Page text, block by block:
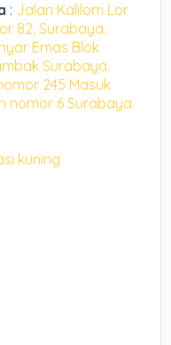
: Jalan Kalilom Lor
82, Surabaya.
Emas Blok
Surabaya.
245 Masuk
nomor 6 Surabaya.
kuning